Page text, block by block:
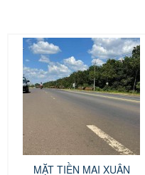
MẶT TIỀN MAI XUÂN